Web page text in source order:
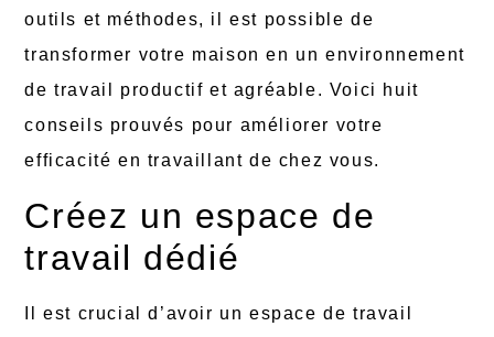
outils et méthodes, il est possible de
transformer votre maison en un environnement
de travail productif et agréable. Voici huit
conseils prouvés pour améliorer votre
efficacité en travaillant de chez vous.
Créez un espace de
travail dédié
Il est crucial d’avoir un espace de travail